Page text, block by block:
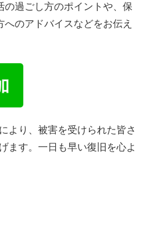
の過ごし方のポイントや、保
へのアドバイスなどをお伝え
より、被害を受けられた皆さ
ます。一日も早い復旧を心よ